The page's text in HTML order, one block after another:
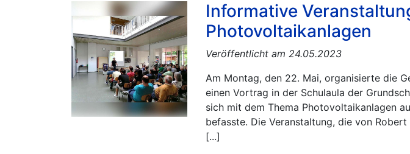
Informative
Photovoltaikanlagen
Veröffentlicht am 24.05.2023
Am Montag, den 22. Mai, organisierte die
einen Vortrag in der Schulaula der
sich mit dem Thema Photovoltaikanlagen
befasste. Die Veranstaltung, die von
[...]